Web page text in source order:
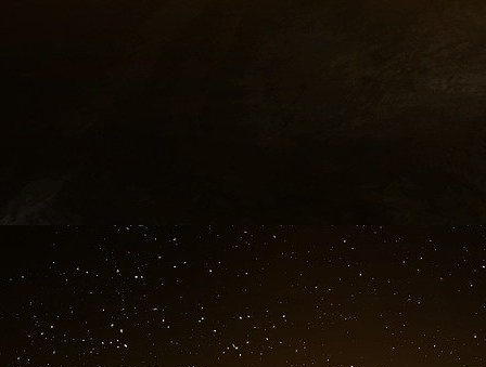
Netanyahou devait créer un axe Israël-Jordanie-
Arafat en favorisant l’émergence du Hamas,
« bouclier antimissiles » américain.
L’élection de Trump a consisté à déconstruire
refusant le projet de guerre contre l’Iran.